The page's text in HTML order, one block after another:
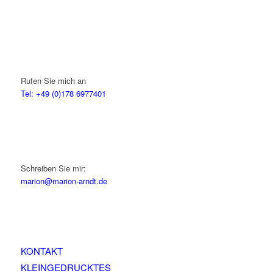
Rufen Sie mich an
Tel: +49 (0)178 6977401
Schreiben Sie mir:
marion@marion-arndt.de
KONTAKT
KLEINGEDRUCKTES